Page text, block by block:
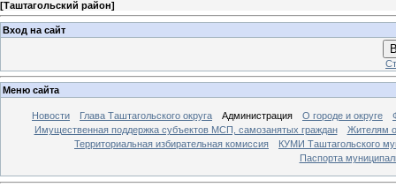
[Таштагольский район]
Вход на сайт
Меню сайта
Новости Глава Таштагольского округа Администрация О городе и округе
Имущественная поддержка субъектов МСП, самозанятых граждан
Жителям
Территориальная избирательная комиссия
КУМИ Таштагольского
Паспорта